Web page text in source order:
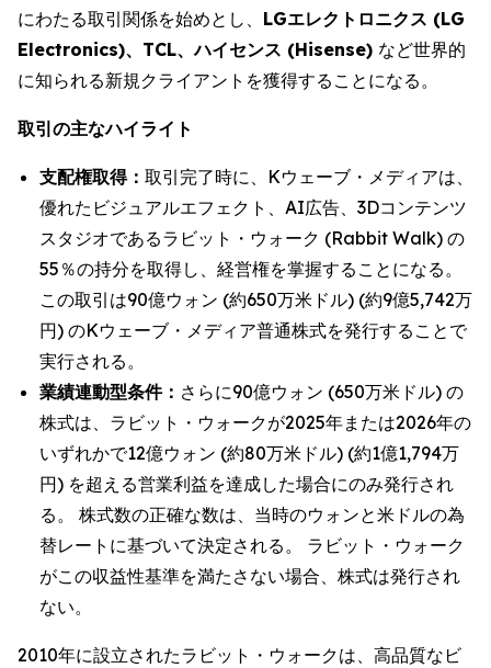
にわたる取引関係を始めとし、 LGエレクトロニクス (LG
Electronics)、TCL、ハイセンス (Hisense) など世界的
に知られる新規クライアントを獲得することになる。
取引の主なハイライト
支配権取得： 取引完了時に、Kウェーブ・メディアは、
優れたビジュアルエフェクト、AI広告、3Dコンテンツ
スタジオであるラビット・ウォーク (Rabbit Walk) の
55％の持分を取得し、経営権を掌握することになる。
この取引は90億ウォン (約650万米ドル) (約9億5,742万
円) のKウェーブ・メディア普通株式を発行することで
実行される。
業績連動型条件： さらに90億ウォン (650万米ドル) の
株式は、ラビット・ウォークが2025年または2026年の
いずれかで12億ウォン (約80万米ドル) (約1億1,794万
円) を超える営業利益を達成した場合にのみ発行され
る。 株式数の正確な数は、当時のウォンと米ドルの為
替レートに基づいて決定される。 ラビット・ウォーク
がこの収益性基準を満たさない場合、株式は発行され
ない。
2010年に設立されたラビット・ウォークは、高品質なビ